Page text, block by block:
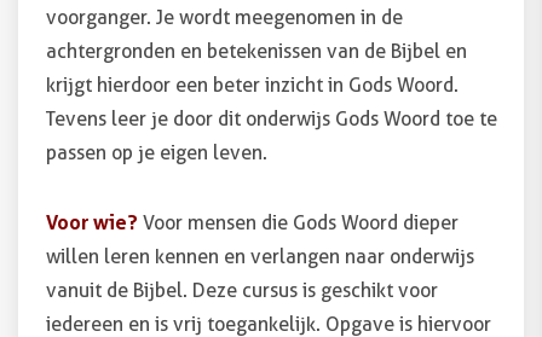
voorganger. Je wordt meegenomen in de
achtergronden en betekenissen van de Bijbel en
krijgt hierdoor een beter inzicht in Gods Woord.
Tevens leer je door dit onderwijs Gods Woord toe te
passen op je eigen leven.
Voor wie? Voor mensen die Gods Woord dieper
willen leren kennen en verlangen naar onderwijs
vanuit de Bijbel. Deze cursus is geschikt voor
iedereen en is vrij toegankelijk. Opgave is hiervoor